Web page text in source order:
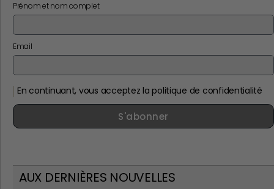
Prénom et nom complet
Email
En continuant, vous acceptez la politique de confidentialité
S'abonner
AUX DERNIÈRES NOUVELLES